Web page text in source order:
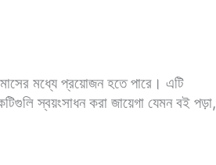
মধ্যে প্রয়োজন হতে পারে। এটি
স্বয়ংসাধন করা জায়েগা যেমন বই পড়া,